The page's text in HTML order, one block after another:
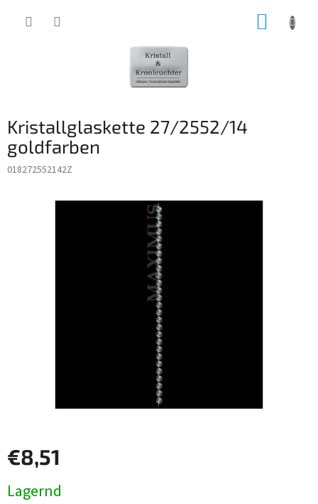
Kristallglaskette 27/2552/14
goldfarben
018272552142Z
€8,51
Lagernd